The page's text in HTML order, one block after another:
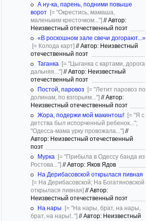
А ну-ка, парень, подними повыше
ворот [= "Окрестись, мамаша,
маленьким кресточком..."] //Автор:
Неизвестный отечественный поэт
«В роскошном зале свечи догорают...»
[= Колода карт] //Автор: Неизвестный
отечественный поэт
Таганка [= "Цыганка с картами, дорога
дальняя..."] //Автор: Неизвестный
отечественный поэт
Постой, паровоз [= "Летит паровоз по
долинам, по взгорьям..."] //Автор:
Неизвестный отечественный поэт
Жора, подержи мой макинтош! [= "Я с
детства был испорченный ребенок...";
"Одесса-мама урку провожала..."] //
Автор: Неизвестный отечественный
поэт
Мурка [= "Прибыла в Одессу банда из
Ростова..."] //Автор: Яков Ядов
На Дерибасовской открылася пивная
[= На Дерибасовской; На Богатяновской
открылася пивная] //Автор:
Неизвестный отечественный поэт
На нары [= "На нары, брат, на нары,
брат, на нары!.."] //Автор: Неизвестный